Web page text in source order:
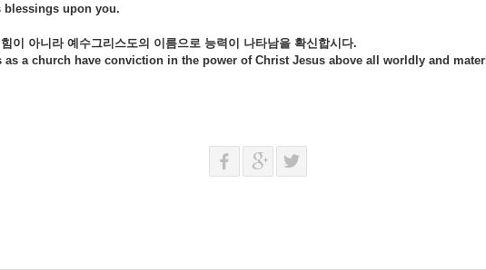
blessings upon you.
이 아니라 예수그리스도의 이름으로 능력이 나타남을 확신합시다.
as a church have conviction in the power of Christ Jesus above all worldly and